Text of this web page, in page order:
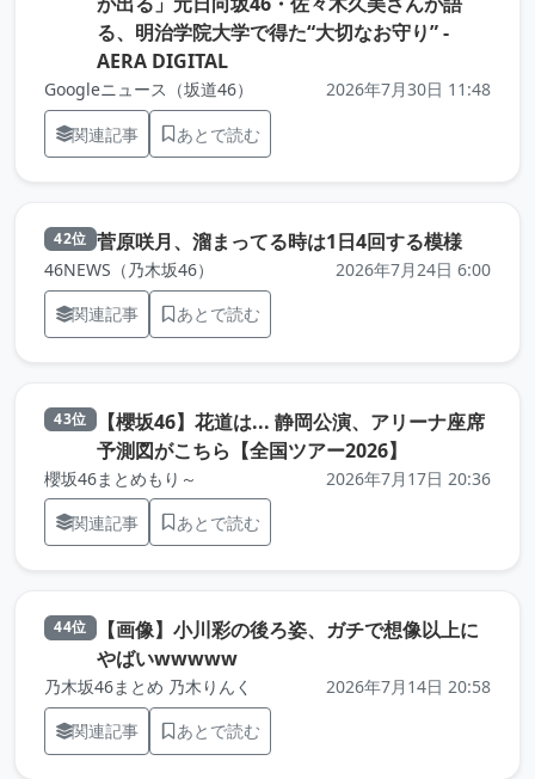
る、明治学院大学で得た“大切なお守り” -
AERA DIGITAL（元記事を新しいタブで開きます）
Googleニュース（坂道46）
2026年7月30日 11:48
関連記事
あとで読む
42位 菅原咲月、溜まってる時は1日4回する模様（元記
46NEWS（乃木坂46）
2026年7月24日 6:00
関連記事
あとで読む
43位
【櫻坂46】花道は... 静岡公演、アリーナ座席
予測図がこちら【全国ツアー2026】
櫻坂46まとめもり～
2026年7月17日 20:36
関連記事
あとで読む
44位
【画像】小川彩の後ろ姿、ガチで想像以上に
やばいwwwww（元記事を新しいタブで開きます
乃木坂46まとめ 乃木りんく
2026年7月14日 20:58
関連記事
あとで読む